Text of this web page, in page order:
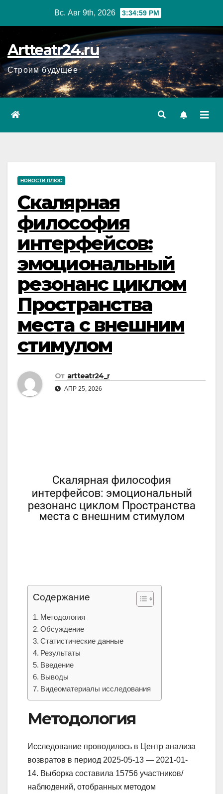
Вс. Авг 9th, 2026 3:35:00 PM
Artteatr24.ru
Строим будущее
НОВОСТИ ПЛЮС
Скалярная
философия
интерфейсов:
эмоциональный
резонанс циклом
Пространства
места с внешним
стимулом
От artteatr24_r
АПР 25, 2026
Содержание
Методология
Обсуждение
Статистические данные
Результаты
Введение
Выводы
Видеоматериалы исследования
Методология
Исследование проводилось в Центр анализа
возвратов в период 2025-05-13 — 2021-01-
14. Выборка составила 15756 участников/
наблюдений, отобранных методом